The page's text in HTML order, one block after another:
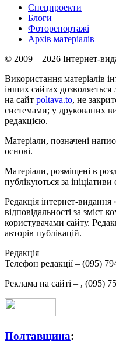
Спецпроекти
Блоги
Фоторепортажі
Архів матеріалів
© 2009 – 2026 Інтернет-
Використання матеріалів
інших сайтах
на сайт poltava.to, не
системами; у друкованих
редакцією.
Матеріали, позначені
основі.
Матеріали, розміщені в
публікуються за
Редакція інтернет-
відповідальності за зміст
користувачами сайту.
авторів публікацій.
Редакція –
Телефон редакції – (095)
Реклама на сайті – , (095)
Полтавщина: